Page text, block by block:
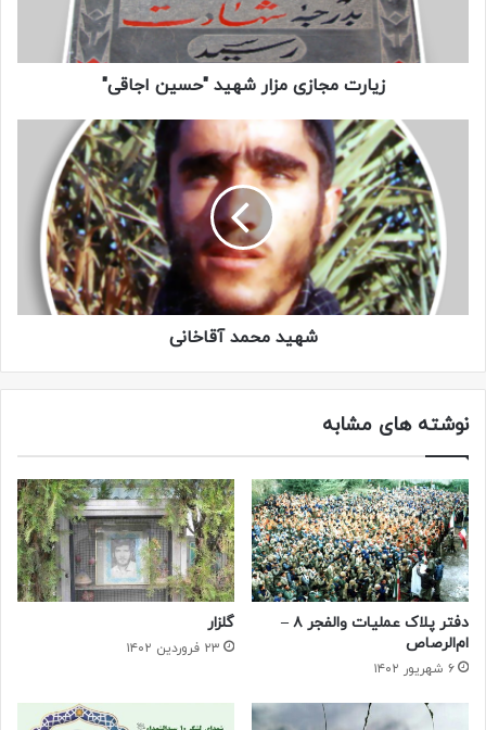
پدر و مادرم به فداى شما، به راستى پاکیزه شدید و پاکیزه گشت
آن زمینى که شما در آن مدفون شدید و به رستگارى‏ بزرگى
رسیدید؛
فَیا لَیْتَنى‏ کُنْتُ مَعَکُمْ، فَاَفُوزَ مَعَکُمْ
پس اى کاش من هم با شما بودم که با شما رستگار گردم.
کپی لینک
زیارت مجازی مزار شهید "حسین اجاقی"
شهید محمد آقاخانی
نوشته های مشابه
دفتر پلاک عملیات والفجر ۸ –
ام‌الرصاص
۶ شهریور ۱۴۰۲
گلزار
۲۳ فروردین ۱۴۰۲